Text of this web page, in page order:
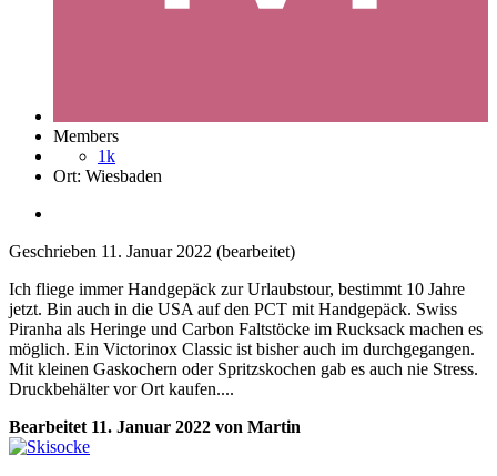
Members
1k
Ort: Wiesbaden
Geschrieben 11. Januar 2022 (bearbeitet)
Ich fliege immer Handgepäck zur Urlaubstour, bestimmt 10 Jahre
jetzt. Bin auch in die USA auf den PCT mit Handgepäck. Swiss
Piranha als Heringe und Carbon Faltstöcke im Rucksack machen es
möglich. Ein Victorinox Classic ist bisher auch im durchgegangen.
Mit kleinen Gaskochern oder Spritzskochen gab es auch nie Stress.
Druckbehälter vor Ort kaufen....
Bearbeitet 11. Januar 2022 von Martin